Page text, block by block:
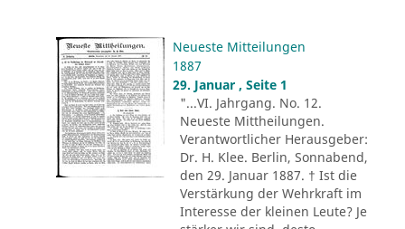
Neueste Mitteilungen
1887
29. Januar , Seite 1
"...VI. Jahrgang. No. 12.
Neueste Mittheilungen.
Verantwortlicher Herausgeber:
Dr. H. Klee. Berlin, Sonnabend,
den 29. Januar 1887. † Ist die
Verstärkung der Wehrkraft im
Interesse der kleinen Leute? Je